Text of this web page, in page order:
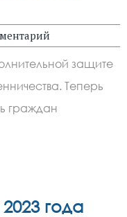
защите
Теперь
граждан
года